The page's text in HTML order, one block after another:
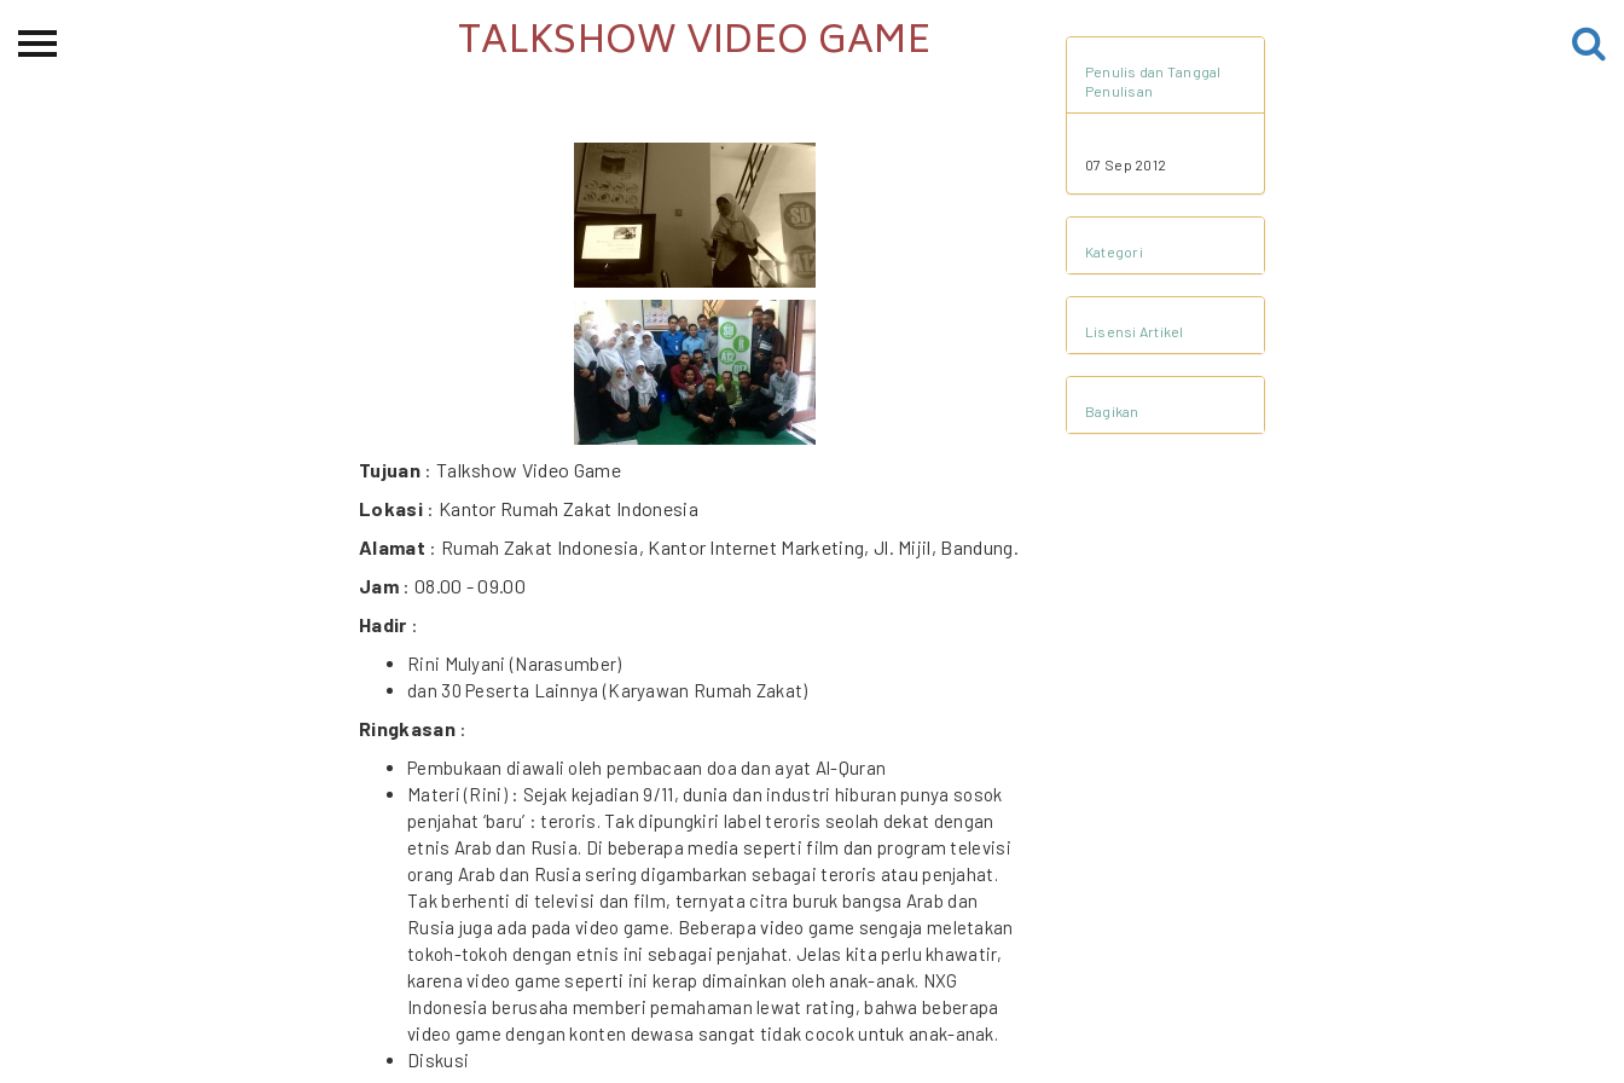
Beranda TALKSHOW VIDEO GAME
Tujuan: Talkshow Video Game
Lokasi: Kantor Rumah Zakat Indonesia
Alamat : Rumah Zakat Indonesia, Kantor Internet Marketing, Jl. Mijil, Bandung.
Jam: 08.00 - 09.00
Hadir :
Rini Mulyani (Narasumber)
dan 30 Peserta Lainnya (Karyawan Rumah Zakat)
Ringkasan:
Pembukaan diawali oleh pembacaan doa dan ayat Al-Quran
Materi (Rini) : Sejak kejadian 9/11, dunia dan industri hiburan punya sosok
penjahat ‘baru’ : teroris. Tak dipungkiri label teroris seolah dekat dengan
etnis Arab dan Rusia. Di beberapa media seperti film dan program televisi
orang Arab dan Rusia sering digambarkan sebagai teroris atau penjahat.
Tak berhenti di televisi dan film, ternyata citra buruk bangsa Arab dan
Rusia juga ada pada video game. Beberapa video game sengaja meletakan
tokoh-tokoh dengan etnis ini sebagai penjahat. Jelas kita perlu khawatir,
karena video game seperti ini kerap dimainkan oleh anak-anak. NXG
Indonesia berusaha memberi pemahaman lewat rating, bahwa beberapa
video game dengan konten dewasa sangat tidak cocok untuk anak-anak.
Diskusi
Penulis dan Tanggal
Penulisan
07 Sep 2012
Kategori
Lisensi Artikel
Bagikan